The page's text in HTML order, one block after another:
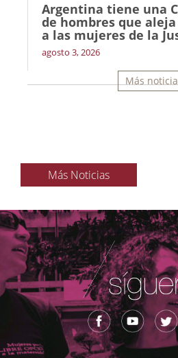
Argentina tiene una
de hombres que
a las mujeres de la
agosto 3, 2026
Más
Más Noticias